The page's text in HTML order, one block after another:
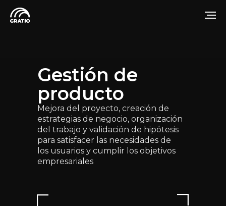
Gestión de
producto
Mejora del proyecto, creación de
estrategias de negocio, organización
del trabajo y validación de hipótesis
para satisfacer las necesidades de
los usuarios y cumplir los objetivos
empresariales